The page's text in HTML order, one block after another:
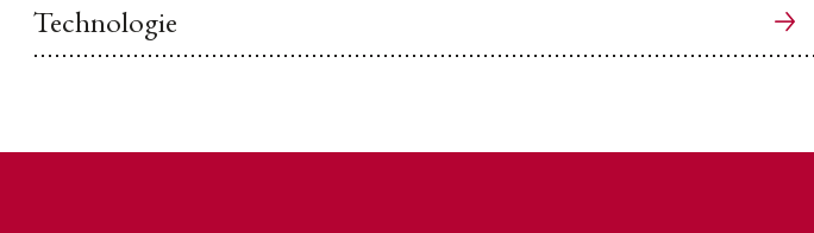
Technologie